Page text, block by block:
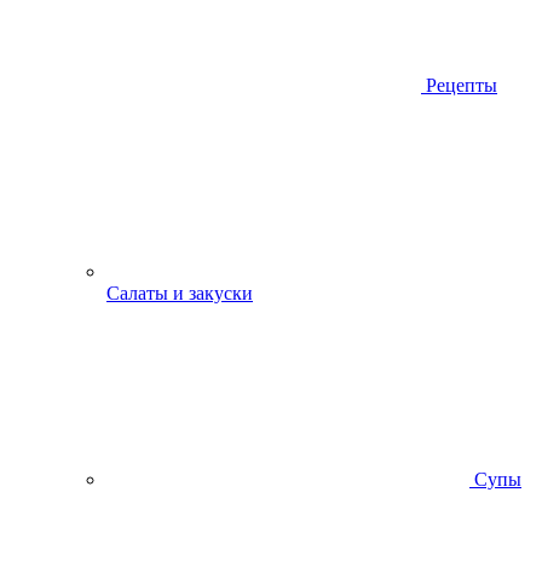
Рецепты
Салаты и закуски
Супы